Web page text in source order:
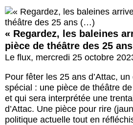
« Regardez, les baleines
pièce de théâtre des 25
Le flux, mercredi 25 octobre
Pour fêter les 25 ans d’Attac,
spécial : une pièce de théâtre
et qui sera interprétée une
d’Attac. Une pièce pour rire
politique actuelle tout en